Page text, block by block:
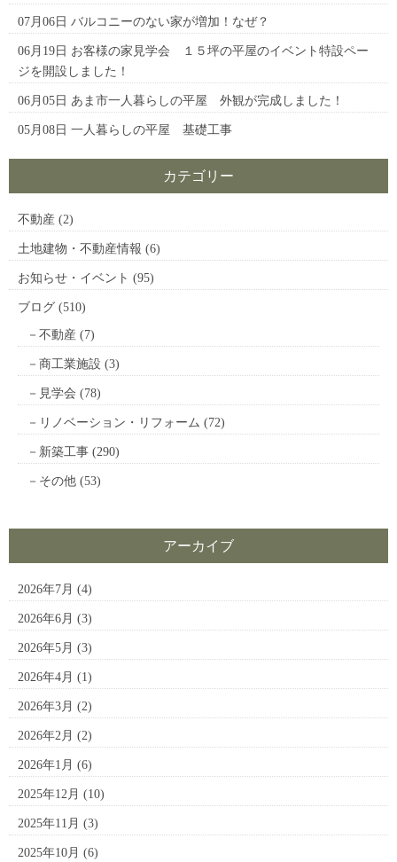
07月06日 バルコニーのない家が増加！なぜ？
06月19日 お客様の家見学会 １５坪の平屋のイベント特設ペー
ジを開設しました！
06月05日 あま市一人暮らしの平屋 外観が完成しました！
05月08日 一人暮らしの平屋 基礎工事
カテゴリー
不動産 (2)
土地建物・不動産情報 (6)
お知らせ・イベント (95)
ブログ (510)
不動産 (7)
商工業施設 (3)
見学会 (78)
リノベーション・リフォーム (72)
新築工事 (290)
その他 (53)
アーカイブ
2026年7月 (4)
2026年6月 (3)
2026年5月 (3)
2026年4月 (1)
2026年3月 (2)
2026年2月 (2)
2026年1月 (6)
2025年12月 (10)
2025年11月 (3)
2025年10月 (6)